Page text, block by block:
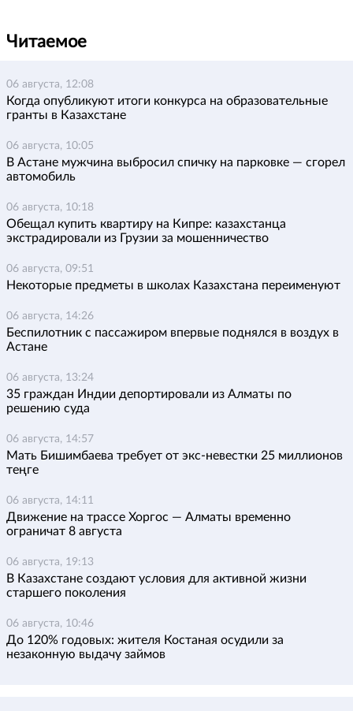
Читаемое
06 августа, 12:08
Когда опубликуют итоги конкурса на образовательные
гранты в Казахстане
06 августа, 10:05
В Астане мужчина выбросил спичку на парковке — сгорел
автомобиль
06 августа, 10:18
Обещал купить квартиру на Кипре: казахстанца
экстрадировали из Грузии за мошенничество
06 августа, 09:51
Некоторые предметы в школах Казахстана переименуют
06 августа, 14:26
Беспилотник с пассажиром впервые поднялся в воздух в
Астане
06 августа, 13:24
35 граждан Индии депортировали из Алматы по
решению суда
06 августа, 14:57
Мать Бишимбаева требует от экс-невестки 25 миллионов
теңге
06 августа, 14:11
Движение на трассе Хоргос — Алматы временно
ограничат 8 августа
06 августа, 19:13
В Казахстане создают условия для активной жизни
старшего поколения
06 августа, 10:46
До 120% годовых: жителя Костаная осудили за
незаконную выдачу займов